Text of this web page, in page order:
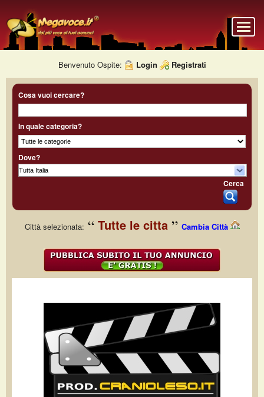
Benvenuto Ospite: Login Registrati
Cosa vuoi cercare?
In quale categoria?
Dove?
Cerca
Città selezionata: Tutte le citta Cambia Città